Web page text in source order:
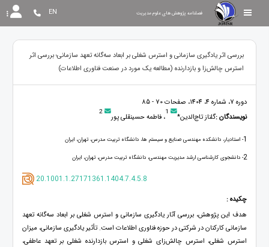
فصلنامه پژوهش های علوم مدیریت EN
بررسی اثر یادگیری سازمانی و استرس شغلی بر ابعاد سه‌گانه تعهد سازمانی؛ بررسی اثر
استرس چالش‌زا و بازدارنده (مطالعه یک مورد در صنعت فناوری اطلاعات)
دوره 7، شماره 4، 1404، صفحات 70 - 85
نویسندگان :گلناز تاج‌الدین* 1، فاطمه حسینقلی پور 2
1- استادیار، دانشکده مهندسی صنایع و سیستم ها، دانشگاه تربیت مدرس، تهران، ایران
2- دانشجوی کارشناسی ارشد مدیریت مهندسی، دانشگاه تربیت مدرس، تهران، ایران
20.1001.1.27171361.1404.7.4.5.8
چکیده :
هدف این پژوهش، بررسی آثار یادگیری سازمانی و استرس شغلی بر ابعاد سه‌گانه تعهد
سازمانی کارکنان در شرکتی در حوزه فناوری اطلاعات است. تأثیر یادگیری سازمانی، میزان
استرس شغلی، استرس چالش‌زای شغلی و استرس بازدارنده شغلی بر تعهد عاطفی،‌